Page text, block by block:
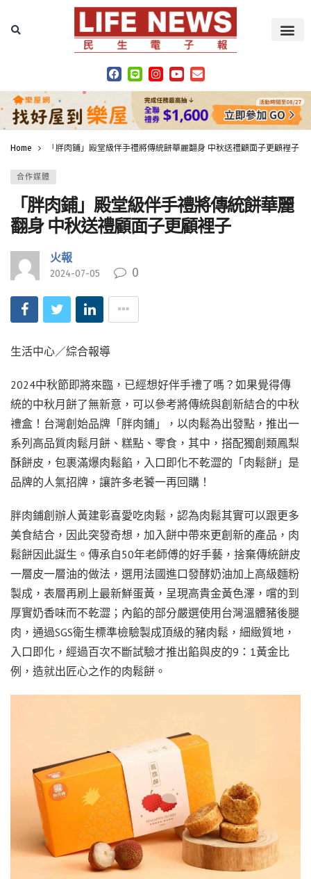
Home 「胖肉鋪」殿堂級伴手禮將傳統餅華麗翻身 中秋送禮顧面子更顧裡子
合作媒體
「胖肉鋪」殿堂級伴手禮將傳統餅華麗
翻身 中秋送禮顧面子更顧裡子
火報
2024-07-05 0
生活中心／綜合報導
2024中秋節即將來臨，已經想好伴手禮了嗎？如果覺得傳
統的中秋月餅了無新意，可以參考將傳統與創新結合的中秋
禮盒！台灣創始品牌「胖肉鋪」，以肉鬆為出發點，推出一
系列高品質肉鬆月餅、糕點、零食，其中，搭配獨創類鳳梨
酥餅皮，包裹滿爆肉鬆餡，入口即化不乾澀的「肉鬆餅」是
品牌的人氣招牌，讓許多老饕一再回購！
胖肉鋪創辦人黃建彰喜愛吃肉鬆，認為肉鬆其實可以跟更多
美食結合，因此突發奇想，加入餅中帶來更創新的產品，肉
鬆餅因此誕生。傳承自50年老師傅的好手藝，捨棄傳統餅皮
一層皮一層油的做法，選用法國進口發酵奶油加上高級麵粉
製成，表層再刷上最新鮮蛋黃，呈現高貴金黃色澤，嚐的到
厚實奶香味而不乾澀；內餡的部分嚴選使用台灣溫體豬後腿
肉，通過SGS衛生標準檢驗製成頂級的豬肉鬆，細緻質地，
入口即化，經過百次不斷試驗才推出餡與皮的9：1黃金比
例，造就出匠心之作的肉鬆餅。